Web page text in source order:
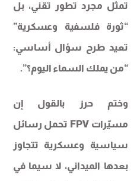
تمثل مجرد تطور تقني، بل
“ثورة فلسفية وعسكرية”
تعيد طرح سؤال أساسي:
“من يملك السماء اليوم؟”.
وختم حرز بالقول إن
مسيّرات FPV تحمل رسائل
سياسية وعسكرية تتجاوز
بعدها الميداني، لا سيما في